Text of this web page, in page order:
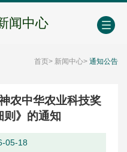
闻中心
首页> 新闻中心> 通知公告
农中华农业科技奖
则》的通知
05-18